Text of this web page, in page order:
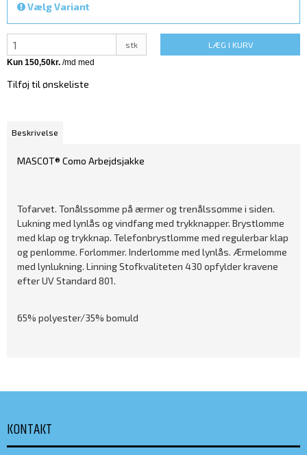
Vælg Variant
stk LÆG I KURV
Tilføj til ønskeliste
Beskrivelse
MASCOT® Como Arbejdsjakke
Tofarvet. Tonålssømme på ærmer og trenålssømme i siden.
Lukning med lynlås og vindfang med trykknapper. Brystlomme
med klap og trykknap. Telefonbrystlomme med regulerbar klap
og penlomme. Forlommer. Inderlomme med lynlås. Ærmelomme
med lynlukning. Linning Stofkvaliteten 430 opfylder kravene
efter UV Standard 801.
65% polyester/35% bomuld
KONTAKT